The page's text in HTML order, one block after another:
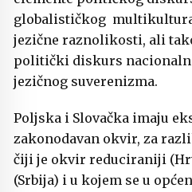
globalističkog
jezične raznolikosti, ali
politički diskurs
jezičnog suverenizma.
Poljska i Slovačka imaju
zakonodavan okvir, za
čiji je okvir reduciraniji
(Srbija) i u kojem se u